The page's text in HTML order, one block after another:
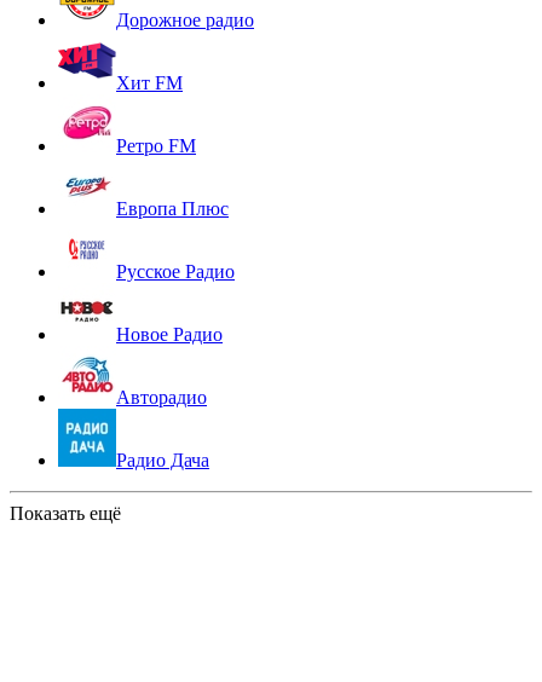
Дорожное радио
Хит FM
Ретро FM
Европа Плюс
Русское Радио
Новое Радио
Авторадио
Радио Дача
Показать ещё